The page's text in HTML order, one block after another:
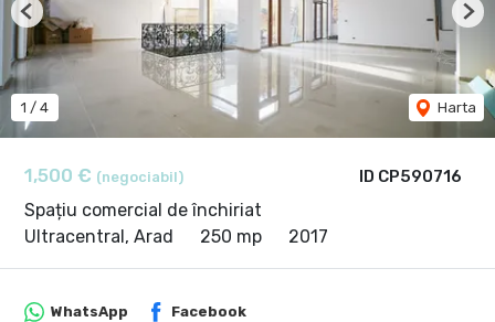
ID CP590716
1,500 € (negociabil)
Spațiu comercial de închiriat
Ultracentral, Arad
250 mp 2017
1 / 4 Harta
Previous
WhatsApp Facebook